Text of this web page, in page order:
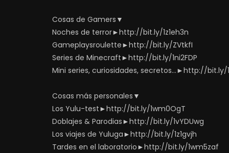
Cosas de Gamers▼
Noches de terror►http://bit.ly/1z1eh3n
Gameplaysroulette►http://bit.ly/ZVtkfI
Series de Minecraft►http://bit.ly/1ni2FDP
Mini series, curiosidades, secretos…►http://bit.ly/
Cosas más personales▼
Los Yulu-test►http://bit.ly/1wm0OgT
Doblajes & Parodias►http://bit.ly/1vYDUwg
Los viajes de Yuluga►http://bit.ly/1z1gvjh
Tardes en el laboratorio►http://bit.ly/1wm5zaf